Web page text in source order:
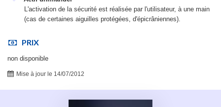
L'activation de la sécurité est réalisée par l'utilisateur, à une main
(cas de certaines aiguilles protégées, d'épicrâniennes).
PRIX
non disponible
Mise à jour le 14/07/2012